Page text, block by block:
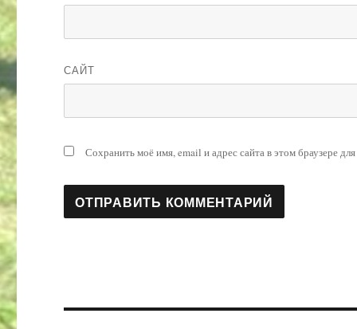
САЙТ
Сохранить моё имя, email и адрес сайта в этом браузере